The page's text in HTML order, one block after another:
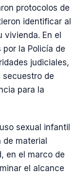
protocolos de
identificar al
vivienda. En el
la Policía de
judiciales,
de
para la
sexual infantil
de material
en el marco de
el alcance